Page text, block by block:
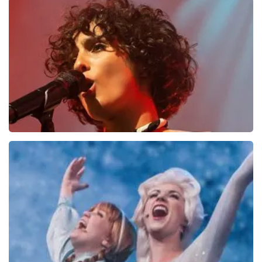
Andre Rieu
5618+reviews
BEKIJKEN
Barbara Pravi
27reviews
BEKIJKEN